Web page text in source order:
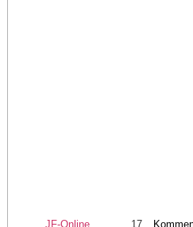
JF-Online 17